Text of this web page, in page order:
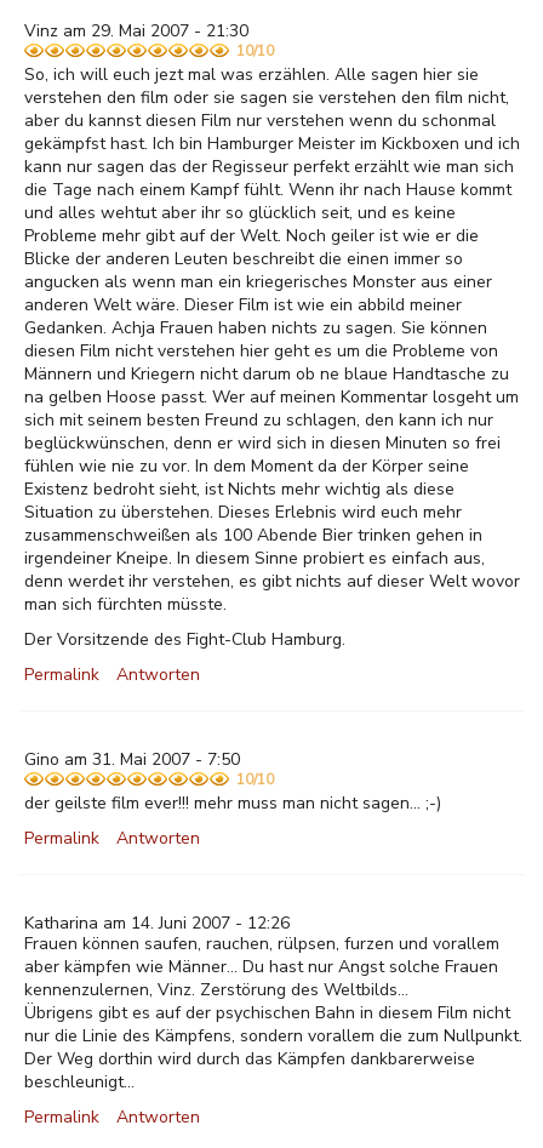
Vinz am 29. Mai 2007 - 21:30
10/10
So, ich will euch jezt mal was erzählen. Alle sagen hier sie
verstehen den film oder sie sagen sie verstehen den film nicht,
aber du kannst diesen Film nur verstehen wenn du schonmal
gekämpfst hast. Ich bin Hamburger Meister im Kickboxen und ich
kann nur sagen das der Regisseur perfekt erzählt wie man sich
die Tage nach einem Kampf fühlt. Wenn ihr nach Hause kommt
und alles wehtut aber ihr so glücklich seit, und es keine
Probleme mehr gibt auf der Welt. Noch geiler ist wie er die
Blicke der anderen Leuten beschreibt die einen immer so
angucken als wenn man ein kriegerisches Monster aus einer
anderen Welt wäre. Dieser Film ist wie ein abbild meiner
Gedanken. Achja Frauen haben nichts zu sagen. Sie können
diesen Film nicht verstehen hier geht es um die Probleme von
Männern und Kriegern nicht darum ob ne blaue Handtasche zu
na gelben Hoose passt. Wer auf meinen Kommentar losgeht um
sich mit seinem besten Freund zu schlagen, den kann ich nur
beglückwünschen, denn er wird sich in diesen Minuten so frei
fühlen wie nie zu vor. In dem Moment da der Körper seine
Existenz bedroht sieht, ist Nichts mehr wichtig als diese
Situation zu überstehen. Dieses Erlebnis wird euch mehr
zusammenschweißen als 100 Abende Bier trinken gehen in
irgendeiner Kneipe. In diesem Sinne probiert es einfach aus,
denn werdet ihr verstehen, es gibt nichts auf dieser Welt wovor
man sich fürchten müsste.
Der Vorsitzende des Fight-Club Hamburg.
Permalink
Antworten
Gino am 31. Mai 2007 - 7:50
10/10
der geilste film ever!!! mehr muss man nicht sagen... ;-)
Permalink
Antworten
Katharina am 14. Juni 2007 - 12:26
Frauen können saufen, rauchen, rülpsen, furzen und vorallem
aber kämpfen wie Männer... Du hast nur Angst solche Frauen
kennenzulernen, Vinz. Zerstörung des Weltbilds...
Übrigens gibt es auf der psychischen Bahn in diesem Film nicht
nur die Linie des Kämpfens, sondern vorallem die zum Nullpunkt.
Der Weg dorthin wird durch das Kämpfen dankbarerweise
beschleunigt...
Permalink
Antworten